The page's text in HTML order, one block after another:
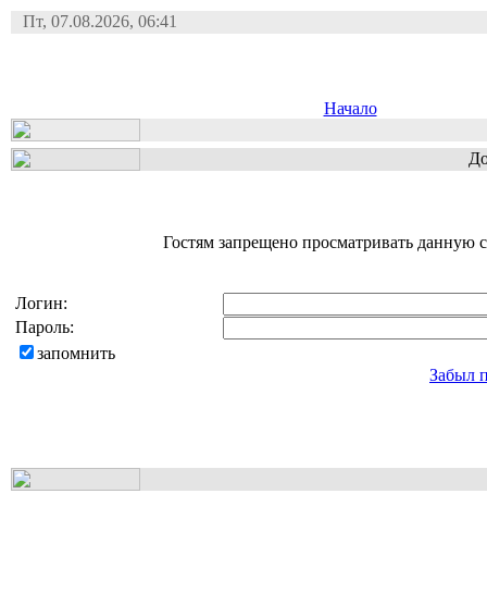
Пт, 07.08.2026, 06:41
Начало
Гостям запрещено просматривать данную
Логин:
Пароль:
запомнить
Забыл